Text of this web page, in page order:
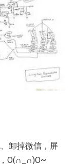
卸掉微信，屏
O(∩_∩)O~